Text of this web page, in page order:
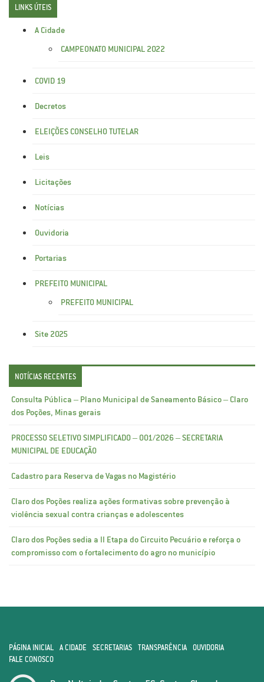
LINKS ÚTEIS
A Cidade
CAMPEONATO MUNICIPAL 2022
COVID 19
Decretos
ELEIÇÕES CONSELHO TUTELAR
Leis
Licitações
Notícias
Ouvidoria
Portarias
PREFEITO MUNICIPAL
PREFEITO MUNICIPAL
Site 2025
NOTÍCIAS RECENTES
Consulta Pública – Plano Municipal de Saneamento Básico – Claro
dos Poções, Minas gerais
PROCESSO SELETIVO SIMPLIFICADO – 001/2026 – SECRETARIA
MUNICIPAL DE EDUCAÇÃO
Cadastro para Reserva de Vagas no Magistério
Claro dos Poções realiza ações formativas sobre prevenção à
violência sexual contra crianças e adolescentes
Claro dos Poções sedia a II Etapa do Circuito Pecuário e reforça o
compromisso com o fortalecimento do agro no município
PÁGINA INICIAL A CIDADE SECRETARIAS TRANSPARÊNCIA
OUVIDORIA
FALE CONOSCO